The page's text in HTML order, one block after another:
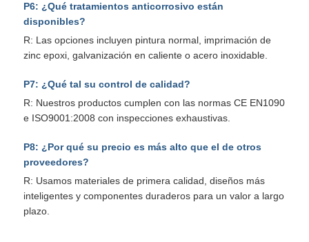
P6: ¿Qué tratamientos anticorrosivo están
disponibles?
R: Las opciones incluyen pintura normal, imprimación de
zinc epoxi, galvanización en caliente o acero inoxidable.
P7: ¿Qué tal su control de calidad?
R: Nuestros productos cumplen con las normas CE EN1090
e ISO9001:2008 con inspecciones exhaustivas.
P8: ¿Por qué su precio es más alto que el de otros
proveedores?
R: Usamos materiales de primera calidad, diseños más
inteligentes y componentes duraderos para un valor a largo
plazo.